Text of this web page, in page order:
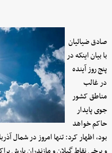
صادق ضیائیان
با بیان اینکه در
پنج روز آینده
در غالب
مناطق کشور
جوی پایدار
حاکم خواهد
بود، اظهار کرد: تنها امروز در شمال